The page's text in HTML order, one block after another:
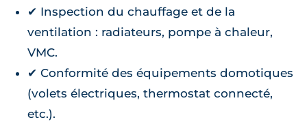
✔ Inspection du chauffage et de la
ventilation : radiateurs, pompe à chaleur,
VMC.
✔ Conformité des équipements domotiques
(volets électriques, thermostat connecté,
etc.).